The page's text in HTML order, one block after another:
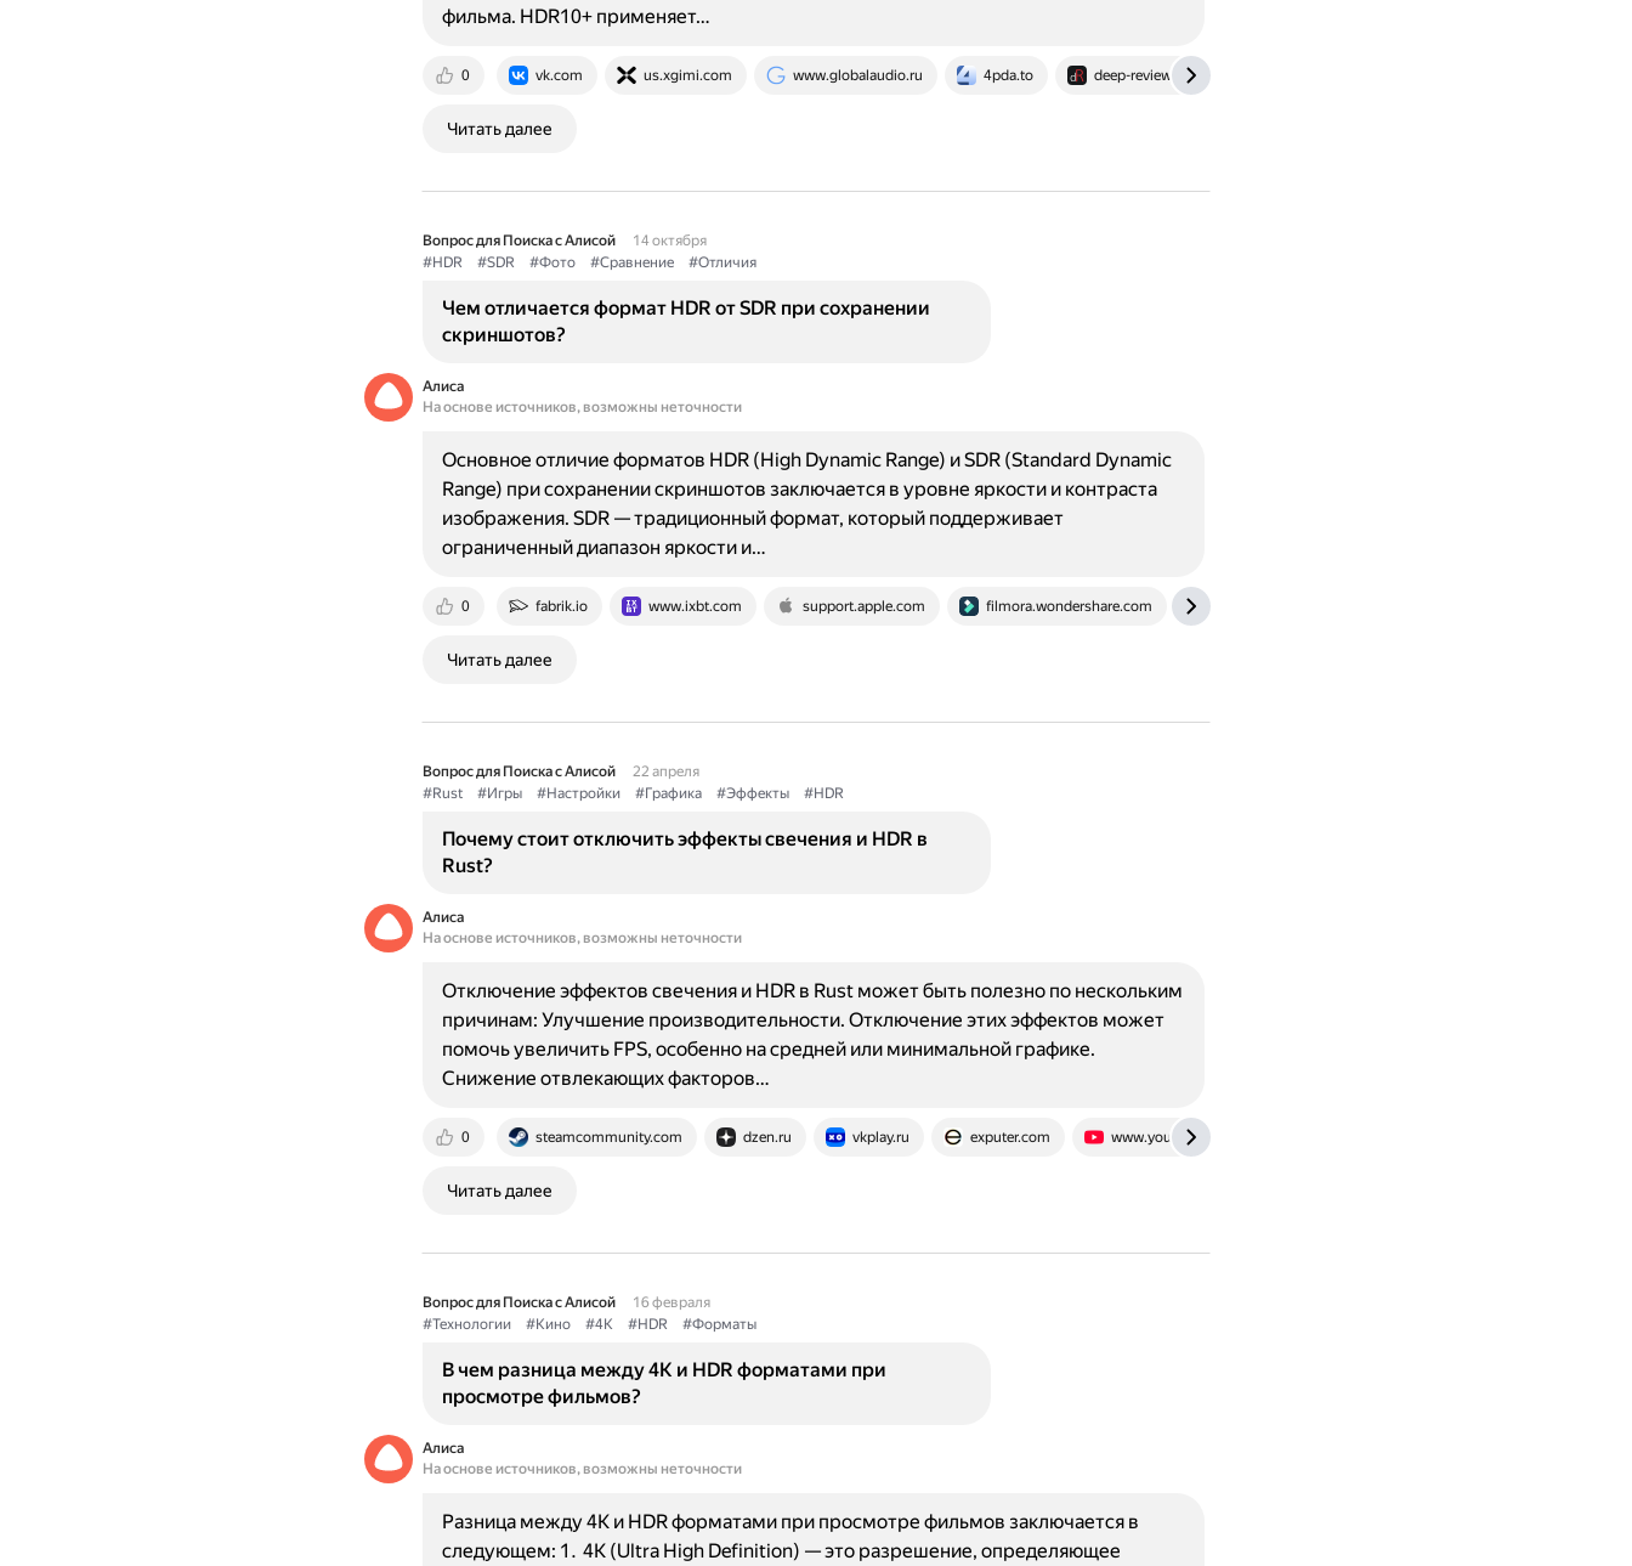
0 vk.com us.xgimi.com www.globalaudio.ru 4pda.to deep-review.com
фильма. HDR10+ применяет…
Читать далее
Вопрос для Поиска с Алисой
14 октября
#HDR
#SDR #Фото #Сравнение #Отличия
Чем отличается формат HDR от SDR при сохранении
скриншотов?
Алиса
На основе источников, возможны неточности
0 fabrik.io www.ixbt.com support.apple.com filmora.wondershare.com
Основное отличие форматов HDR (High Dynamic Range) и SDR (Standard Dynamic
Range) при сохранении скриншотов заключается в уровне яркости и контраста
изображения. SDR — традиционный формат, который поддерживает
ограниченный диапазон яркости и…
Читать далее
Вопрос для Поиска с Алисой
22 апреля
#Rust
#Игры #Настройки #Графика #Эффекты #HDR
Почему стоит отключить эффекты свечения и HDR в
Rust?
Алиса
На основе источников, возможны неточности
0 steamcommunity.com dzen.ru vkplay.ru exputer.com www.youtube.com
Отключение эффектов свечения и HDR в Rust может быть полезно по нескольким
причинам: Улучшение производительности. Отключение этих эффектов может
помочь увеличить FPS, особенно на средней или минимальной графике.
Снижение отвлекающих факторов…
Читать далее
Вопрос для Поиска с Алисой
16 февраля
#Технологии
#Кино #4К #HDR #Форматы
В чем разница между 4К и HDR форматами при
просмотре фильмов?
Алиса
На основе источников, возможны неточности
Разница между 4K и HDR форматами при просмотре фильмов заключается в
следующем: 1. 4K (Ultra High Definition) — это разрешение, определяющее